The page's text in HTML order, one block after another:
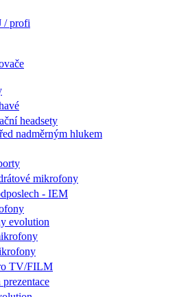
/ profi
headsety
nadměrným hlukem
mikrofony
- IEM
evolution
TV/FILM